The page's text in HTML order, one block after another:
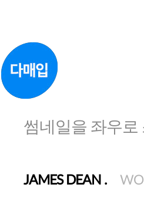
썸네일을 좌우로
JAMES DEAN .